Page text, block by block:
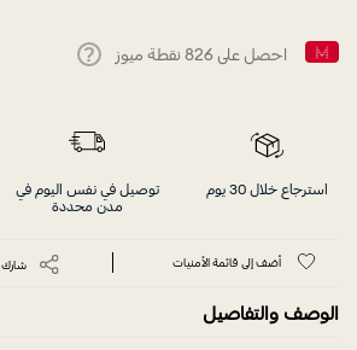
احصل على 826 نقطة ميوز
استرجاع خلال 30 يوم
توصيل في نفس اليوم في
مدن محددة
أضف إلى قائمة الأمنيات شارك
الوصف والتفاصيل